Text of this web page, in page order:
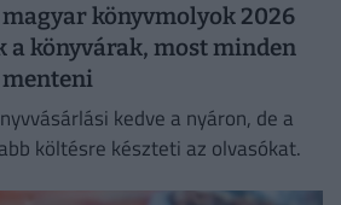
könyvmolyok 2026
a könyvárak, most minden
kedve a nyáron, de a
költésre készteti az olvasókat.